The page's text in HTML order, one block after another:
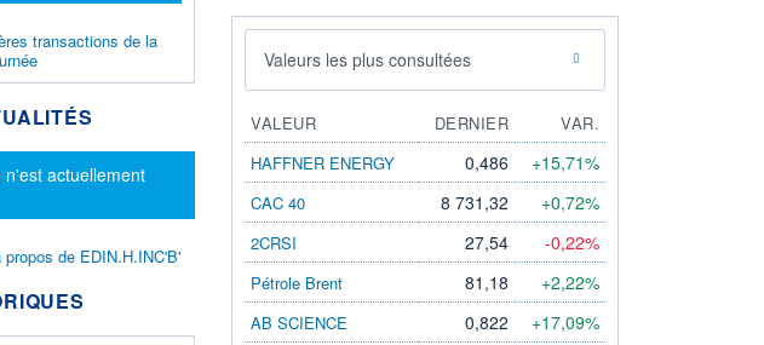
transactions de la
actuellement
de EDIN.H.INC'B'
Valeurs les plus consultées
VALEUR DERNIER
VAR.
HAFFNER ENERGY
0,486 +15,71%
CAC 40 8 731,32 +0,72%
2CRSI 27,54 -0,22%
Pétrole Brent 81,18 +2,22%
AB SCIENCE 0,822 +17,09%